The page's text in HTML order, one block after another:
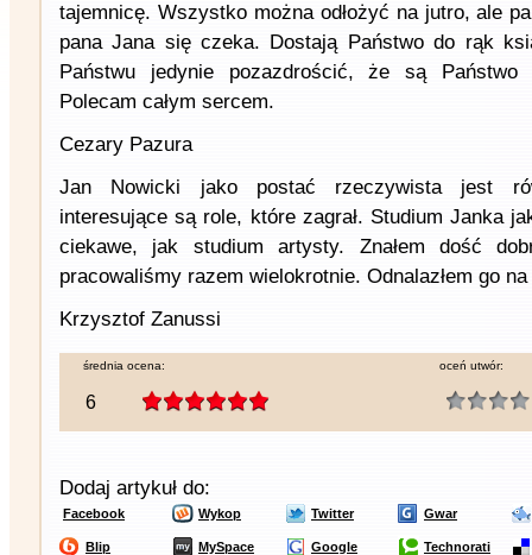
tajemnicę. Wszystko można odłożyć na jutro, ale
pana Jana się czeka. Dostają Państwo do rąk
Państwu jedynie pozazdrościć, że są
Polecam całym sercem.
Cezary Pazura
Jan Nowicki jako postać rzeczywista jest
interesujące są role, które zagrał. Studium Janka
ciekawe, jak studium artysty. Znałem dość
pracowaliśmy razem wielokrotnie. Odnalazłem go
Krzysztof Zanussi
średnia ocena:
6
oceń utwór:
Dodaj artykuł do:
Facebook Wykop Twitter Gwar
Blip MySpace Google Technorati